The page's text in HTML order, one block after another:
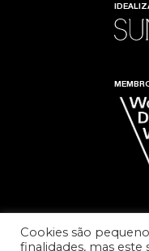
Cookies são
finalidades, mas este